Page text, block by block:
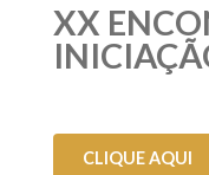
XX
CLIQUE AQUI